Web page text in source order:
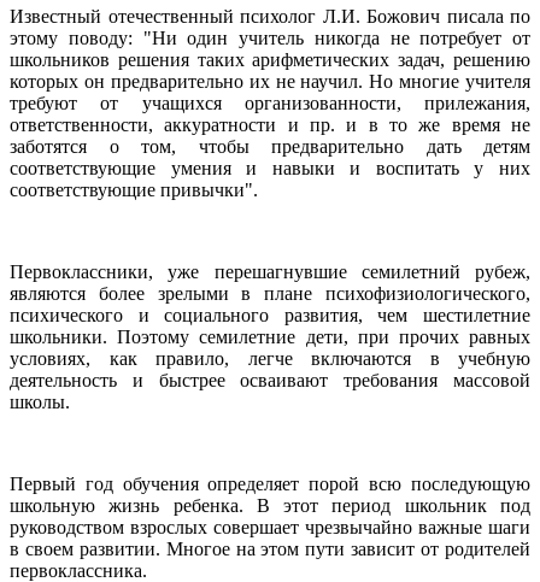
Известный отечественный психолог Л.И. Божович писала по
этому поводу: "Ни один учитель никогда не потребует от
школьников решения таких арифметических задач, решению
которых он предварительно их не научил. Но многие учителя
требуют от учащихся организованности, прилежания,
ответственности, аккуратности и пр. и в то же время не
заботятся о том, чтобы предварительно дать детям
соответствующие умения и навыки и воспитать у них
соответствующие привычки".
Первоклассники, уже перешагнувшие семилетний рубеж,
являются более зрелыми в плане психофизиологического,
психического и социального развития, чем шестилетние
школьники. Поэтому семилетние дети, при прочих равных
условиях, как правило, легче включаются в учебную
деятельность и быстрее осваивают требования массовой
школы.
Первый год обучения определяет порой всю последующую
школьную жизнь ребенка. В этот период школьник под
руководством взрослых совершает чрезвычайно важные шаги
в своем развитии. Многое на этом пути зависит от родителей
первоклассника.